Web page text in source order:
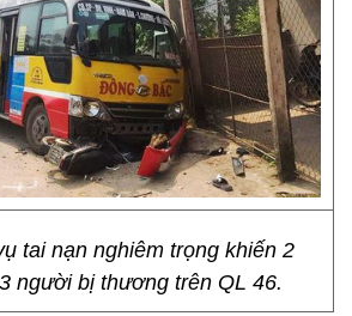
tai nạn nghiêm trọng khiến 2
người bị thương trên QL 46.